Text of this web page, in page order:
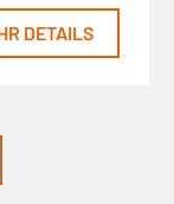
DETAILS